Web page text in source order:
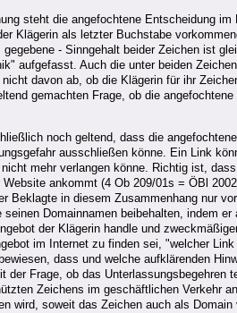
steht die angefochtene Entscheidung
Klägerin als letzter Buchstabe
- Sinngehalt beider Zeichen ist
aufgefasst. Auch die unter beiden
davon ab, ob die Klägerin für ihr
gemachten Frage, ob die
noch geltend, dass die
ausschließen könne. Ein Link
mehr verlangen könne. Richtig ist,
Website ankommt (4 Ob 209/01s = ÖBl
Beklagte in diesem Zusammenhang nur
seinen Domainnamen beibehalten, indem
der Klägerin handle und
im Internet zu finden sei, "welcher
dass und welche aufklärenden
der Frage, ob das
Zeichens im geschäftlichen Verkehr
wird, soweit das Zeichen auch als Domain